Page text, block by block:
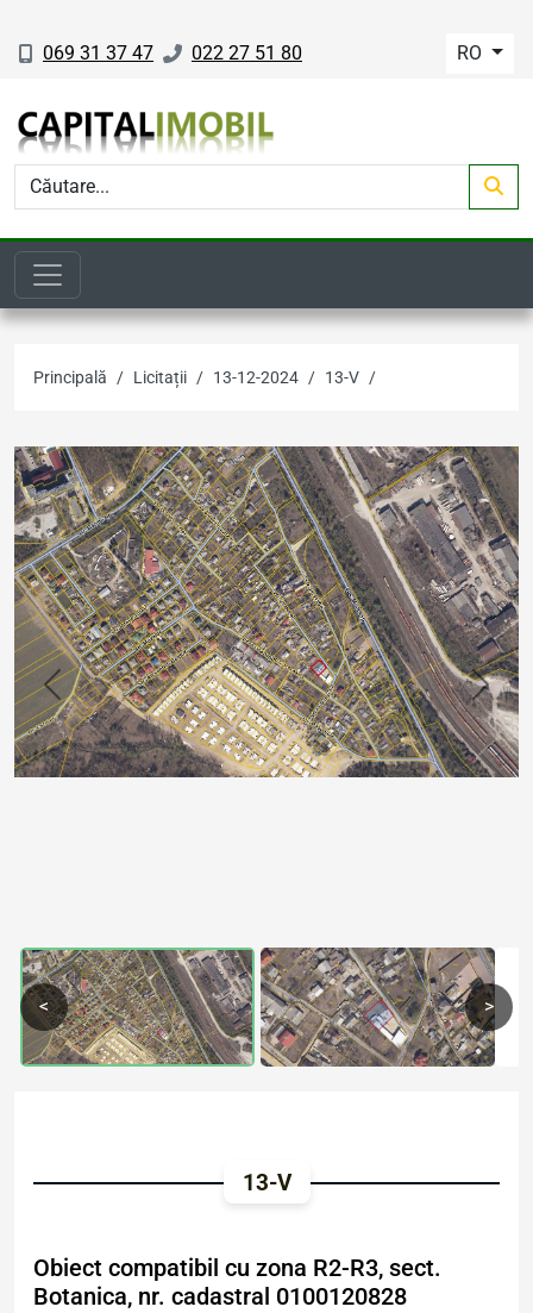
069 31 37 47 022 27 51 80 RO
Principală Licitații 13-12-2024 13-V
Previous Next
< >
13-V
Obiect compatibil cu zona R2-R3, sect.
Botanica, nr. cadastral 0100120828